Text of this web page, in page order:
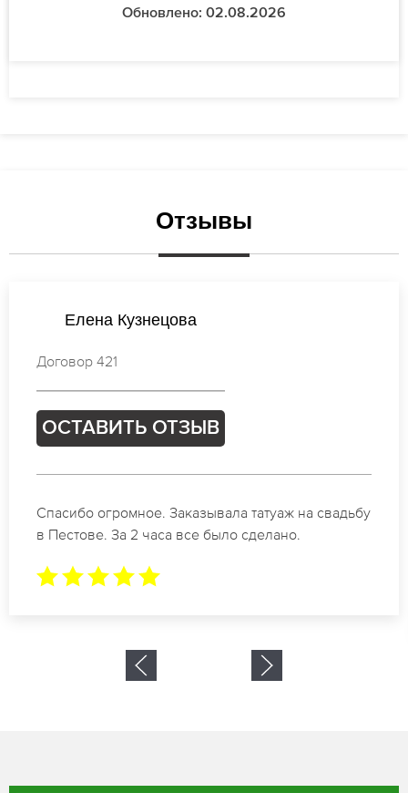
Обновлено: 02.08.2026
Отзывы
Ирина Соколова
Договор 693
ОСТАВИТЬ ОТЗЫВ
Отличные специалисты своего дела по
коррекции бровей в Пестове. Замечательный